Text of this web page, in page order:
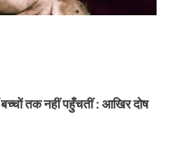
बच्चों तक नहीं पहुँचतीं : आखिर दोष